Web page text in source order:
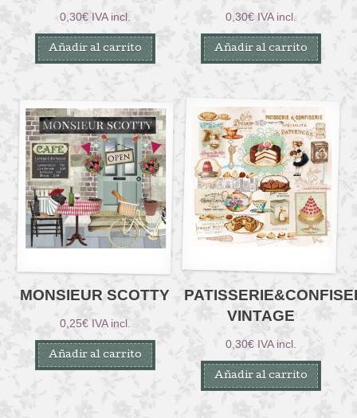
0,30€ IVA incl.
Añadir al carrito
0,30€ IVA incl.
Añadir al carrito
MONSIEUR SCOTTY
0,25€ IVA incl.
Añadir al carrito
VINTAGE
0,30€ IVA incl.
Añadir al carrito